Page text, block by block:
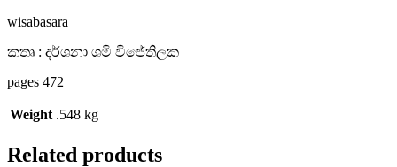
wisabasara
කතෘ : දර්ශනා ශමි විජේතිලක
pages 472
Weight .548 kg
Related products